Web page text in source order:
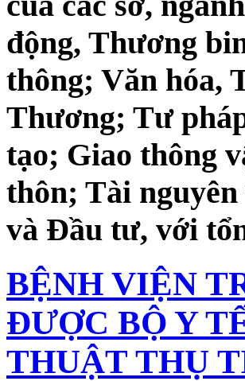
động, Thương
thông; Văn hóa,
Thương; Tư
tạo; Giao thông
thôn; Tài
và Đầu tư, với
BỆNH VIỆN
ĐƯỢC BỘ Y
THUẬT THỤ